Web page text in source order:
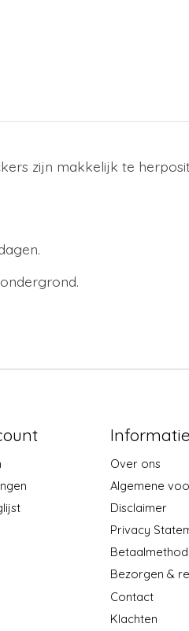
zijn makkelijk te
Informatie
Over ons
Algemene
Disclaimer
Privacy
Bezorgen &
Contact
Klachten